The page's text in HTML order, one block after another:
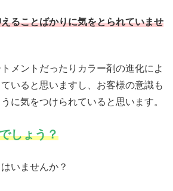
ることばかりに気をとられていませ
メントだったりカラー剤の進化によ
いると思いますし、お客様の意識も
に気をつけられていると思います。
しょう？
いませんか？